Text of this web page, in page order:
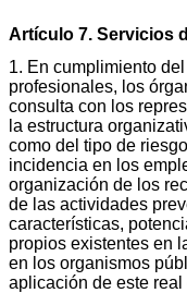
Artículo 7. Servicios
1. En cumplimiento
profesionales, los
consulta con los
la estructura
como del tipo de
incidencia en los
organización de los
de las actividades
características,
propios existentes en
en los organismos
aplicación de este real